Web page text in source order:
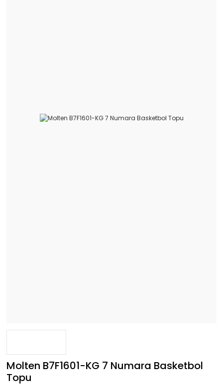
Molten B7F1601-KG 7 Numara Basketbol
Topu